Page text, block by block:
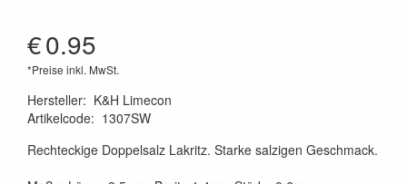
€0.95
*Preise inkl. MwSt.
Hersteller: K&H Limecon
Artikelcode: 1307SW
Rechteckige Doppelsalz Lakritz. Starke salzigen Geschmack.